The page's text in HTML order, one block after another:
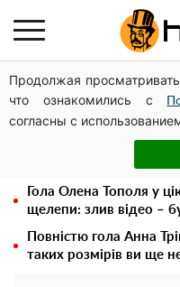
Продолжая
что ознакомились с
согласны с
У Києві
зберегти
відвідала міський
Місяць без світла,
на тисячі гривень:
Гола Олена Тополя у
щелепи: злив відео –
Повністю гола Анна
таких розмірів ви ще